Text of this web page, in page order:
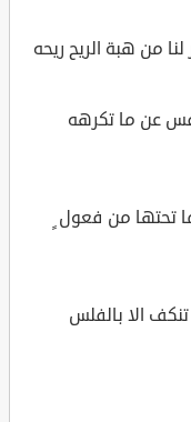
من هبة الريح ريحه
عن ما تكرهه
تحتها من فعول
الا بالفلس